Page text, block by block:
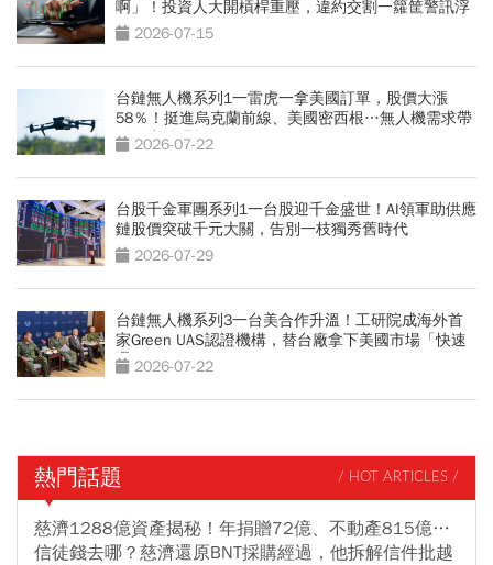
啊」！投資人大開槓桿重壓，違約交割一籮筐警訊浮
現 2026-07-15
台鏈無人機系列1一雷虎一拿美國訂單，股價大漲
58％！挺進烏克蘭前線、美國密西根…無人機需求帶
動供應鏈崛起
2026-07-22
台股千金軍團系列1一台股迎千金盛世！AI領軍助供應
鏈股價突破千元大關，告別一枝獨秀舊時代
2026-07-29
台鏈無人機系列3一台美合作升溫！工研院成海外首
家Green UAS認證機構，替台廠拿下美國市場「快速
通關」
2026-07-22
熱門話題 / HOT ARTICLES /
慈濟1288億資產揭秘！年捐贈72億、不動產815億…
信徒錢去哪？慈濟還原BNT採購經過，他拆解信件批越